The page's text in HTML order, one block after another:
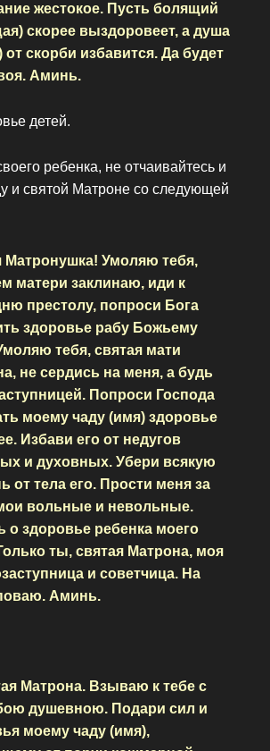
жестокое. Пусть болящий
скорее выздоровеет, а душа
от скорби избавится. Да будет
Аминь.
детей.
ребенка, не отчаивайтесь и
и святой Матроне со следующей
Матронушка! Умоляю тебя,
матери заклинаю, иди к
престолу, попроси Бога
здоровье рабу Божьему
тебя, святая мати
не сердись на меня, а будь
Попроси Господа
моему чаду (имя) здоровье
Избави его от недугов
и духовных. Убери всякую
от тела его. Прости меня за
вольные и невольные.
о здоровье ребенка моего
ты, святая Матрона, моя
и советчица. На
Аминь.
Матрона. Взываю к тебе с
душевною. Подари сил и
моему чаду (имя),